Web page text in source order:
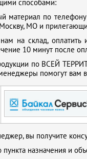
способами:
материал по
МО и
на склад,
10 минут после
по ВСЕЙ
помогут вам
вы получите
пункта назначения и